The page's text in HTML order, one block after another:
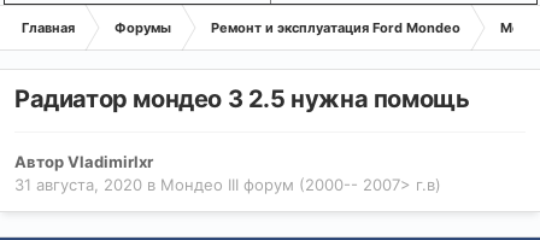
Главная Форумы Ремонт и эксплуатация Ford Mondeo
Радиатор мондео 3 2.5 нужна помощь
АвторVladimirlxr
31 августа, 2020 в Мондео III форум (2000-- 2007> г.в)